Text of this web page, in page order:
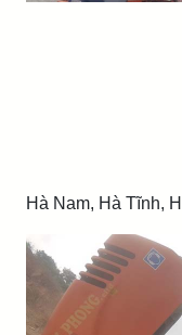
Hà Nam, Hà Tĩnh,